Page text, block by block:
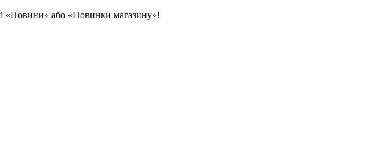
«Новини» або «Новинки магазину»!